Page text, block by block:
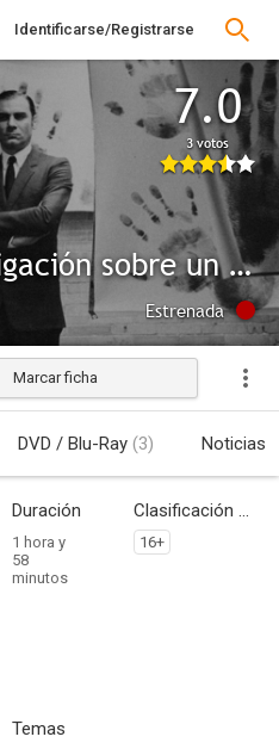
Identificarse/Registrarse
7.0
3 votos
Investigación sobre un ciudadano libre de toda sospecha
Estrenada
Marcar ficha
DVD / Blu-Ray (3) Noticias
Duración
1 hora y
58
minutos
Clasificación por edades
16+
Temas